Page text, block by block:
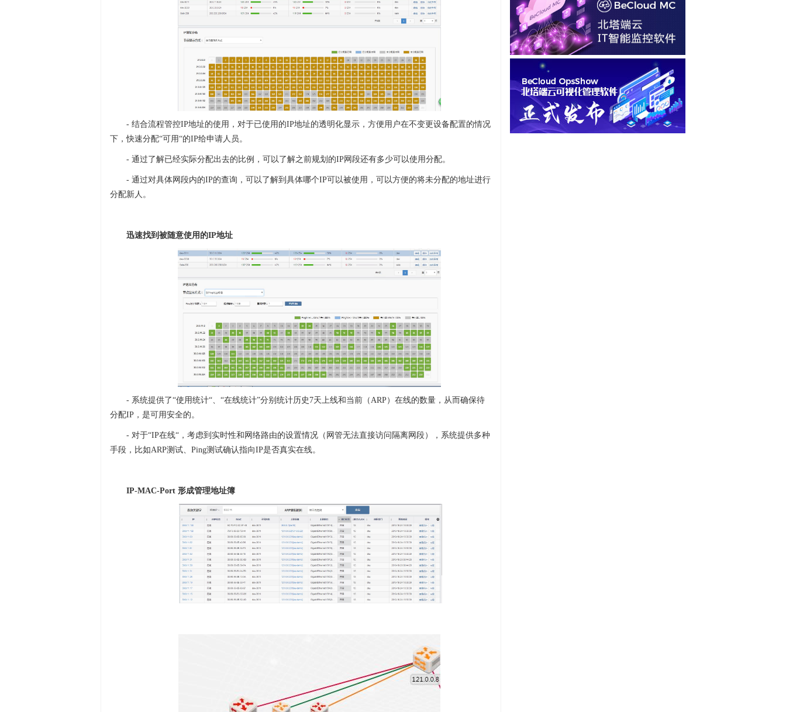
- 结合流程管控IP地址的使用，对于已使用的IP地址的透明化显示，方便用户在不变更设备配置的情况
下，快速分配“可用“的IP给申请人员。
- 通过了解已经实际分配出去的比例，可以了解之前规划的IP网段还有多少可以使用分配。
- 通过对具体网段内的IP的查询，可以了解到具体哪个IP可以被使用，可以方便的将未分配的地址进行
分配新人。
迅速找到被随意使用的IP地址
- 系统提供了“使用统计“、“在线统计”分别统计历史7天上线和当前（ARP）在线的数量，从而确保待
分配IP，是可用安全的。
- 对于“IP在线“，考虑到实时性和网络路由的设置情况（网管无法直接访问隔离网段），系统提供多种
手段，比如ARP测试、Ping测试确认指向IP是否真实在线。
IP-MAC-Port 形成管理地址簿